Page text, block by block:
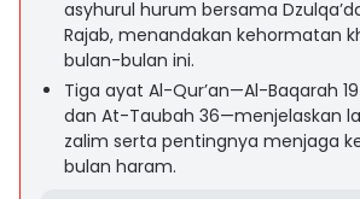
asyhurul hurum bersama
Rajab, menandakan kehormatan
bulan-bulan ini.
Tiga ayat Al-Qur’an—Al-Baqarah
dan At-Taubah 36—menjelaskan
zalim serta pentingnya menjaga
bulan haram.